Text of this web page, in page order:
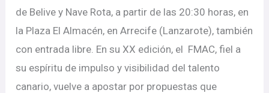
de Belive y Nave Rota, a partir de las 20:30 horas, en
la Plaza El Almacén, en Arrecife (Lanzarote), también
con entrada libre. En su XX edición, el FMAC, fiel a
su espíritu de impulso y visibilidad del talento
canario, vuelve a apostar por propuestas que